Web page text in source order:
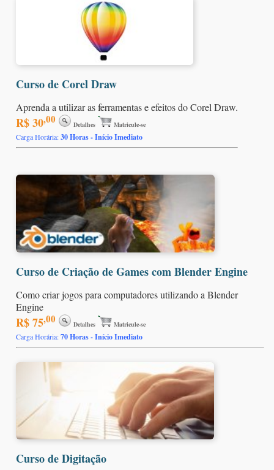
Curso de Corel Draw
Aprenda a utilizar as ferramentas e efeitos do Corel Draw.
R$ 30,00 Detalhes Matricule-se
Carga Horária:30 Horas - Início Imediato
Curso de Criação de Games com Blender Engine
Como criar jogos para computadores utilizando a Blender
Engine
R$ 75,00 Detalhes Matricule-se
Carga Horária:70 Horas - Início Imediato
Curso de Digitação